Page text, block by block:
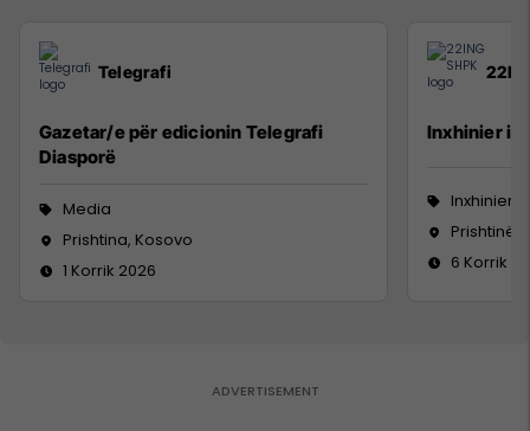
Telegrafi
Gazetar/e për edicionin Telegrafi
Diasporë
Media
Prishtina, Kosovo
1 Korrik 2026
Inxhinier i
Inxhinieri
Prishtinë
6 Korrik